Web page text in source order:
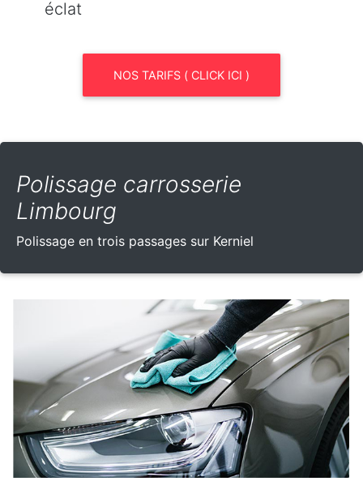
éclat
NOS TARIFS ( CLICK ICI )
Polissage carrosserie
Limbourg
Polissage en trois passages sur Kerniel